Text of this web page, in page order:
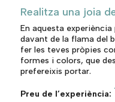
Realitza una joia
En aquesta
davant de la flama del
fer les teves pròpies
formes i colors, que
prefereixis portar.
Preu de l’experiència: